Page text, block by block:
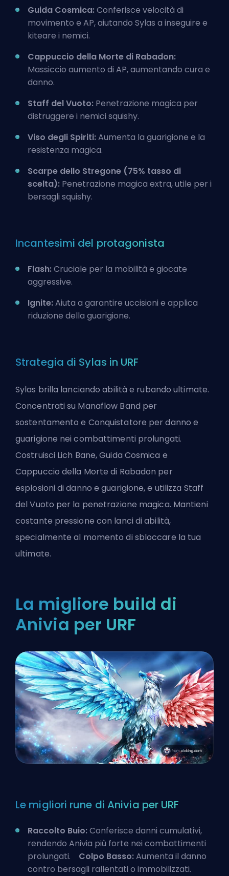
Guida Cosmica:Conferisce velocità di
movimento e AP, aiutando Sylas a inseguire e
kiteare i nemici.
Cappuccio della Morte di Rabadon:
Massiccio aumento di AP, aumentando cura e
danno.
Staff del Vuoto: Penetrazione magica per
distruggere i nemici squishy.
Viso degli Spiriti:Aumenta la guarigione e la
resistenza magica.
Scarpe dello Stregone (75% tasso di
scelta): Penetrazione magica extra, utile per i
bersagli squishy.
Incantesimi del protagonista
Flash:Cruciale per la mobilità e giocate
aggressive.
Ignite:Aiuta a garantire uccisioni e applica
riduzione della guarigione.
Strategia di Sylas in URF
Sylas brilla lanciando abilità e rubando ultimate.
Concentrati su Manaflow Band per
sostentamento e Conquistatore per danno e
guarigione nei combattimenti prolungati.
Costruisci Lich Bane, Guida Cosmica e
Cappuccio della Morte di Rabadon per
esplosioni di danno e guarigione, e utilizza Staff
del Vuoto per la penetrazione magica. Mantieni
costante pressione con lanci di abilità,
specialmente al momento di sbloccare la tua
ultimate.
La migliore build di
Anivia per URF
Le migliori rune di Anivia per URF
Raccolto Buio:Conferisce danni cumulativi,
rendendo Anivia più forte nei combattimenti
prolungati. Colpo Basso:Aumenta il danno
contro bersagli rallentati o immobilizzati.